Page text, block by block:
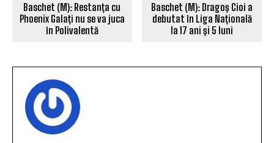
Baschet (M): Restanța cu
Phoenix Galați nu se va juca
în Polivalentă
Baschet (M): Dragoș Cioi a
debutat în Liga Națională
la 17 ani și 5 luni